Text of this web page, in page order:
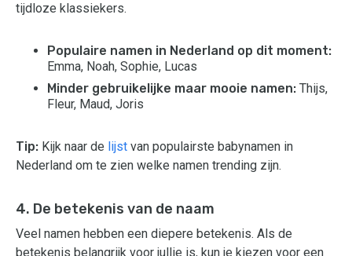
tijdloze klassiekers.
Populaire namen in Nederland op dit moment:
Emma, Noah, Sophie, Lucas
Minder gebruikelijke maar mooie namen: Thijs,
Fleur, Maud, Joris
Tip: Kijk naar de lijst van populairste babynamen in
Nederland om te zien welke namen trending zijn.
4. De betekenis van de naam
Veel namen hebben een diepere betekenis. Als de
betekenis belangrijk voor jullie is, kun je kiezen voor een